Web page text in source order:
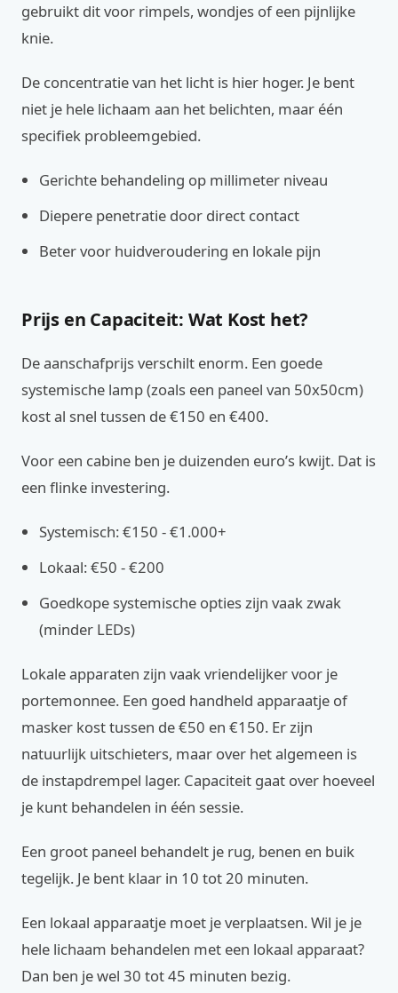
gebruikt dit voor rimpels, wondjes of een pijnlijke
knie.
De concentratie van het licht is hier hoger. Je bent
niet je hele lichaam aan het belichten, maar één
specifiek probleemgebied.
Gerichte behandeling op millimeter niveau
Diepere penetratie door direct contact
Beter voor huidveroudering en lokale pijn
Prijs en Capaciteit: Wat Kost het?
De aanschafprijs verschilt enorm. Een goede
systemische lamp (zoals een paneel van 50x50cm)
kost al snel tussen de €150 en €400.
Voor een cabine ben je duizenden euro’s kwijt. Dat is
een flinke investering.
Systemisch: €150 - €1.000+
Lokaal: €50 - €200
Goedkope systemische opties zijn vaak zwak
(minder LEDs)
Lokale apparaten zijn vaak vriendelijker voor je
portemonnee. Een goed handheld apparaatje of
masker kost tussen de €50 en €150. Er zijn
natuurlijk uitschieters, maar over het algemeen is
de instapdrempel lager. Capaciteit gaat over hoeveel
je kunt behandelen in één sessie.
Een groot paneel behandelt je rug, benen en buik
tegelijk. Je bent klaar in 10 tot 20 minuten.
Een lokaal apparaatje moet je verplaatsen. Wil je je
hele lichaam behandelen met een lokaal apparaat?
Dan ben je wel 30 tot 45 minuten bezig.